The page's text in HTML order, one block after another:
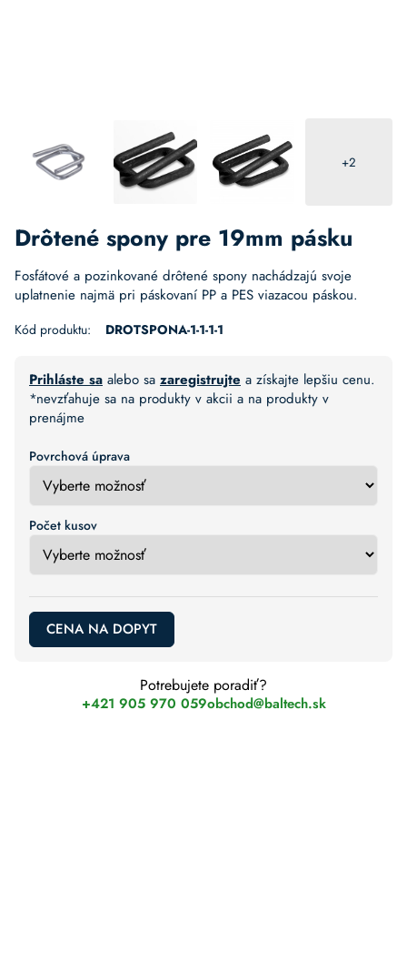
+2
Drôtené spony pre 19mm pásku
Fosfátové a pozinkované drôtené spony nachádzajú svoje
uplatnenie najmä pri páskovaní PP a PES viazacou páskou.
Kód produktu: DROTSPONA-1-1-1-1
Prihláste sa alebo sa zaregistrujte a získajte lepšiu cenu.
*nevzťahuje sa na produkty v akcii a na produkty v
prenájme
Povrchová úprava
Počet kusov
CENA NA DOPYT
Potrebujete poradiť?
+421 905 970 059obchod@baltech.sk